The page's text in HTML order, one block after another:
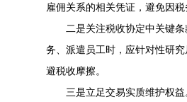
雇佣关系的相关凭证，避免因
二是关注税收协定中关键
务、派遣员工时，应针对性研
避税收摩擦。
三是立足交易实质维护权